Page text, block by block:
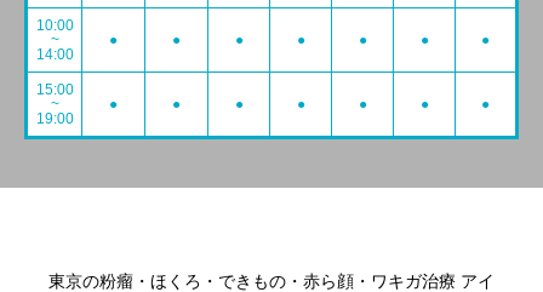
10:00
~
14:00
● ● ● ● ● ● ●
15:00
~
19:00
● ● ● ● ● ● ●
東京の粉瘤・ほくろ・できもの・赤ら顔・ワキガ治療 アイ